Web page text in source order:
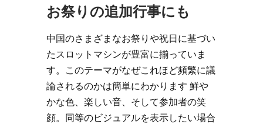
お祭りの追加行事にも
中国のさまざまなお祭りや祝日に基づい
たスロットマシンが豊富に揃っていま
す。このテーマがなぜこれほど頻繁に議
論されるのかは簡単にわかります 鮮や
かな色、楽しい音、そして参加者の笑
顔。同等のビジュアルを表示したい場合